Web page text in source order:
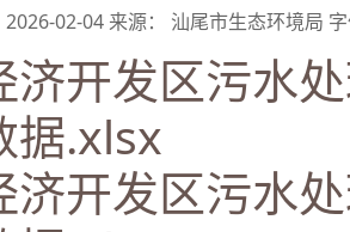
2026-02-04 来源： 汕尾市生态环境局
济开发区污水
据.xlsx
济开发区污水